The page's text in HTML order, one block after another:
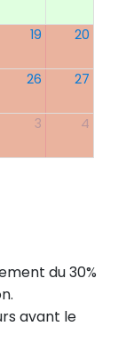
19 20
26 27
3 4
du 30%
avant le